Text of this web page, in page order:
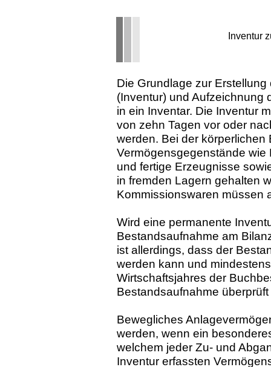
Inventur
Die Grundlage zur
(Inventur) und Aufzeichnung
in ein Inventar. Die Inventur
von zehn Tagen vor oder
werden. Bei der
Vermögensgegenstände wie
und fertige Erzeugnisse
in fremden Lagern gehalten
Kommissionswaren müssen
Wird eine permanente
Bestandsaufnahme am
ist allerdings, dass der
werden kann und
Wirtschaftsjahres der
Bestandsaufnahme überprüft
Bewegliches
werden, wenn ein
welchem jeder Zu- und
Inventur erfassten